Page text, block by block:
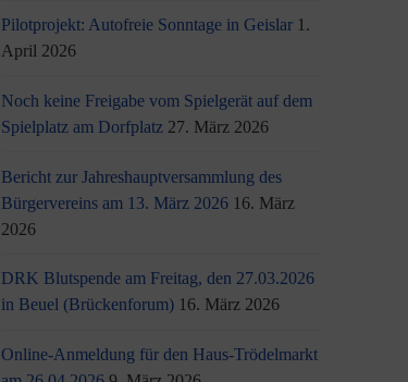
Pilotprojekt: Autofreie Sonntage in Geislar 1.
April 2026
Noch keine Freigabe vom Spielgerät auf dem
Spielplatz am Dorfplatz 27. März 2026
Bericht zur Jahreshauptversammlung des
Bürgervereins am 13. März 2026 16. März
2026
DRK Blutspende am Freitag, den 27.03.2026
in Beuel (Brückenforum) 16. März 2026
Online-Anmeldung für den Haus-Trödelmarkt